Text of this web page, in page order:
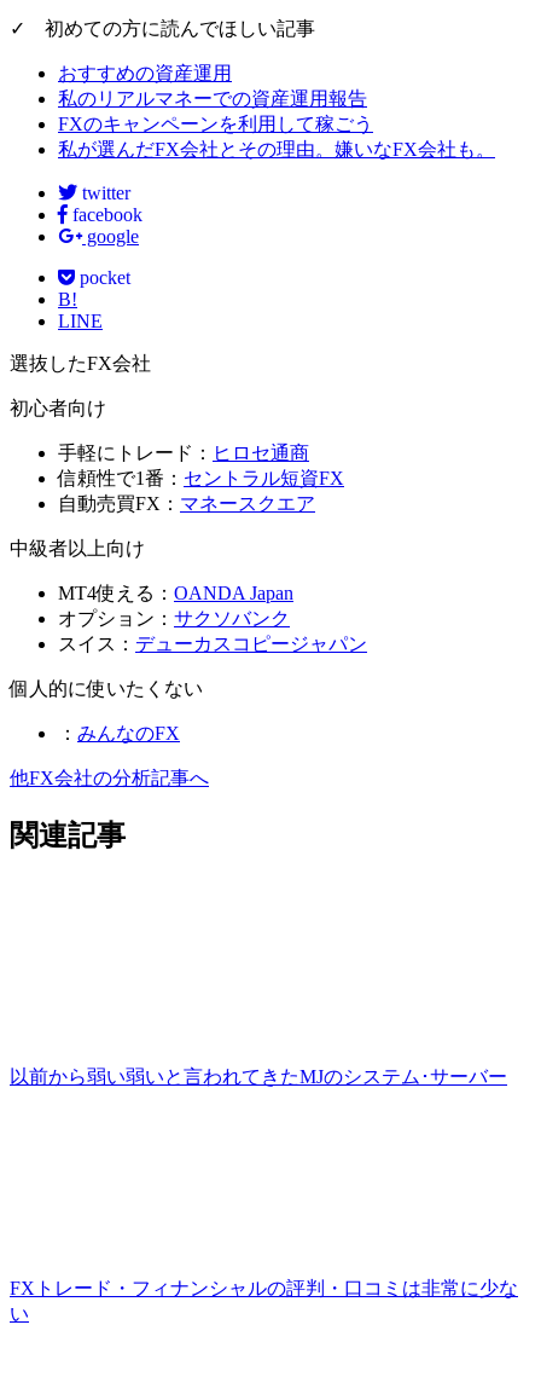
✓ 初めての方に読んでほしい記事
おすすめの資産運用
私のリアルマネーでの資産運用報告
FXのキャンペーンを利用して稼ごう
私が選んだFX会社とその理由。嫌いなFX会社も。
twitter
facebook
google
pocket
B!
LINE
選抜したFX会社
初心者向け
手軽にトレード： ヒロセ通商
信頼性で1番： セントラル短資FX
自動売買FX： マネースクエア
中級者以上向け
MT4使える： OANDA Japan
オプション： サクソバンク
スイス： デューカスコピージャパン
個人的に使いたくない
： みんなのFX
他FX会社の分析記事へ
関連記事
以前から弱い弱いと言われてきたMJのシステム･サーバー
FXトレード・フィナンシャルの評判・口コミは非常に少な
い